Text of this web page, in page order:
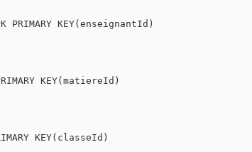
PRIMARY KEY(enseignantId)
KEY(matiereId)
KEY(classeId)